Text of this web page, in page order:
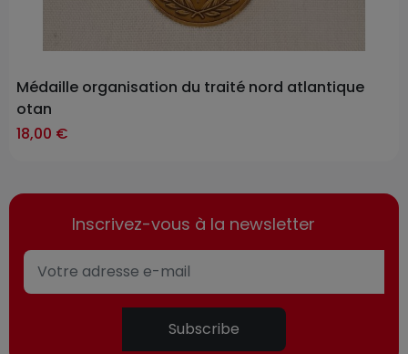
Médaille organisation du traité nord atlantique
otan
18,00 €
Inscrivez-vous à la newsletter
Subscribe